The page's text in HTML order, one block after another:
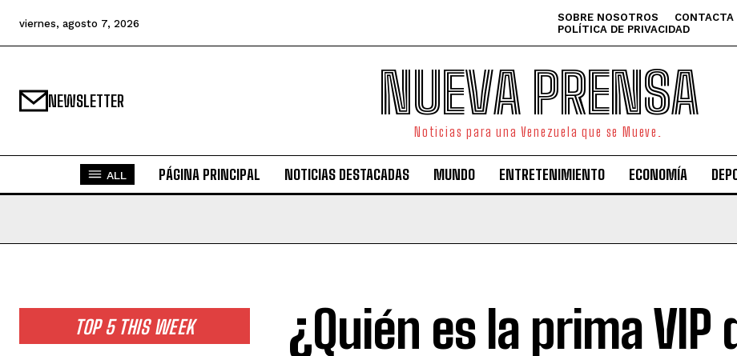
viernes, agosto 7, 2026 SOBRE NOSOTROS CONTACTA
POLÍTICA DE PRIVACIDAD
NEWSLETTER NUEVA PRENSA
Noticias para una Venezuela que se Mueve.
ALL PÁGINA PRINCIPAL NOTICIAS DESTACADAS MUNDO ENTRETENIMIENTO ECONOMÍA
TOP 5 THIS WEEK
¿Quién es la prima VIP